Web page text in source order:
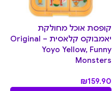
קופסת אוכל מחולקת
יאמבוקס קלאסית Original –
Yoyo Yellow, Funny
Monsters
₪159.90